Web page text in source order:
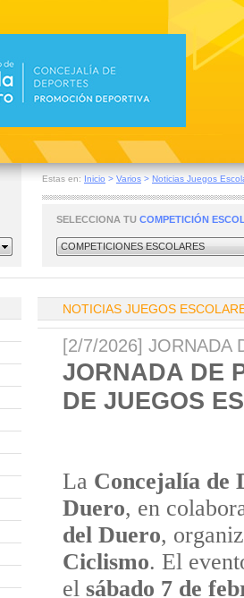
Estas en: Inicio > Varios > Noticias Juegos
SELECCIONA TU COMPETICIÓN
COMPETICIONES ESCOLARES
NOTICIAS JUEGOS
[2/7/2026] JORNADA
JORNADA DE
DE JUEGOS
La Concejalía de
Duero, en
del Duero,
Ciclismo. El
el sábado 7 de